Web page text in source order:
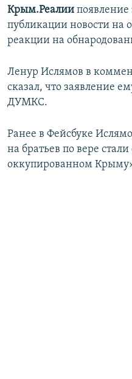
Крым.Реалии появление
публикации новости
реакции на
Ленур Ислямов в
сказал, что заявление
ДУМКС.
Ранее в Фейсбуке
на братьев по вере
оккупированном